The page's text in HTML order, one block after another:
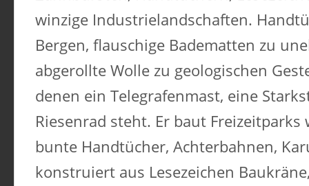
winzige Industrielandschaften.
Bergen, flauschige Badematten zu
abgerollte Wolle zu geologischen
denen ein Telegrafenmast, eine
Riesenrad steht. Er baut Freizeitparks
bunte Handtücher, Achterbahnen,
konstruiert aus Lesezeichen